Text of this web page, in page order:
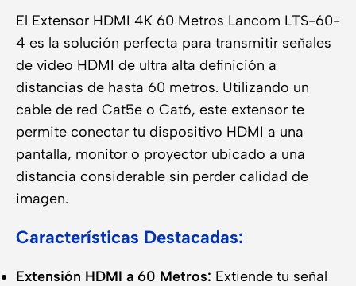
El Extensor HDMI 4K 60 Metros Lancom LTS-60-
4 es la solución perfecta para transmitir señales
de video HDMI de ultra alta definición a
distancias de hasta 60 metros. Utilizando un
cable de red Cat5e o Cat6, este extensor te
permite conectar tu dispositivo HDMI a una
pantalla, monitor o proyector ubicado a una
distancia considerable sin perder calidad de
imagen.
Características Destacadas:
Extensión HDMI a 60 Metros: Extiende tu señal